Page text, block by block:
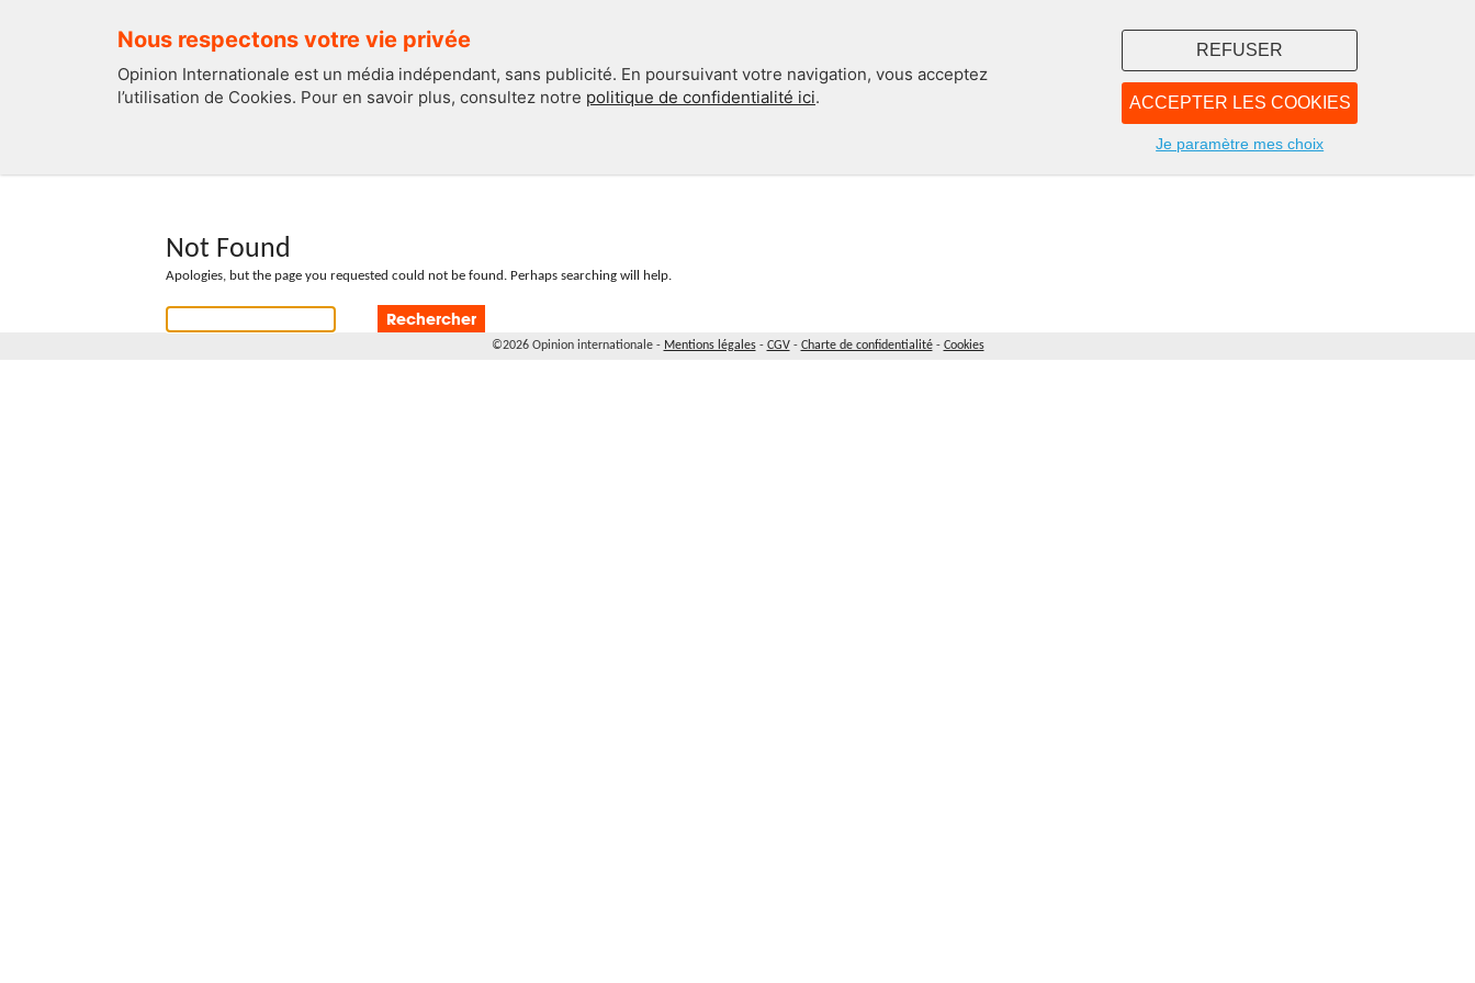
Nous respectons votre vie privée
Opinion Internationale est un média indépendant, sans publicité. En poursuivant votre navigation, vous acceptez
l’utilisation de Cookies. Pour en savoir plus, consultez notre politique de confidentialité ici. ACCEPTER LES COOKIES
REFUSER
Je paramètre mes choix
NOUS
Not Found
Apologies, but the page you requested could not be found. Perhaps searching will help.
Rechercher :
©2026 Opinion internationale - Mentions légales- CGV- Charte de confidentialité- Cookies